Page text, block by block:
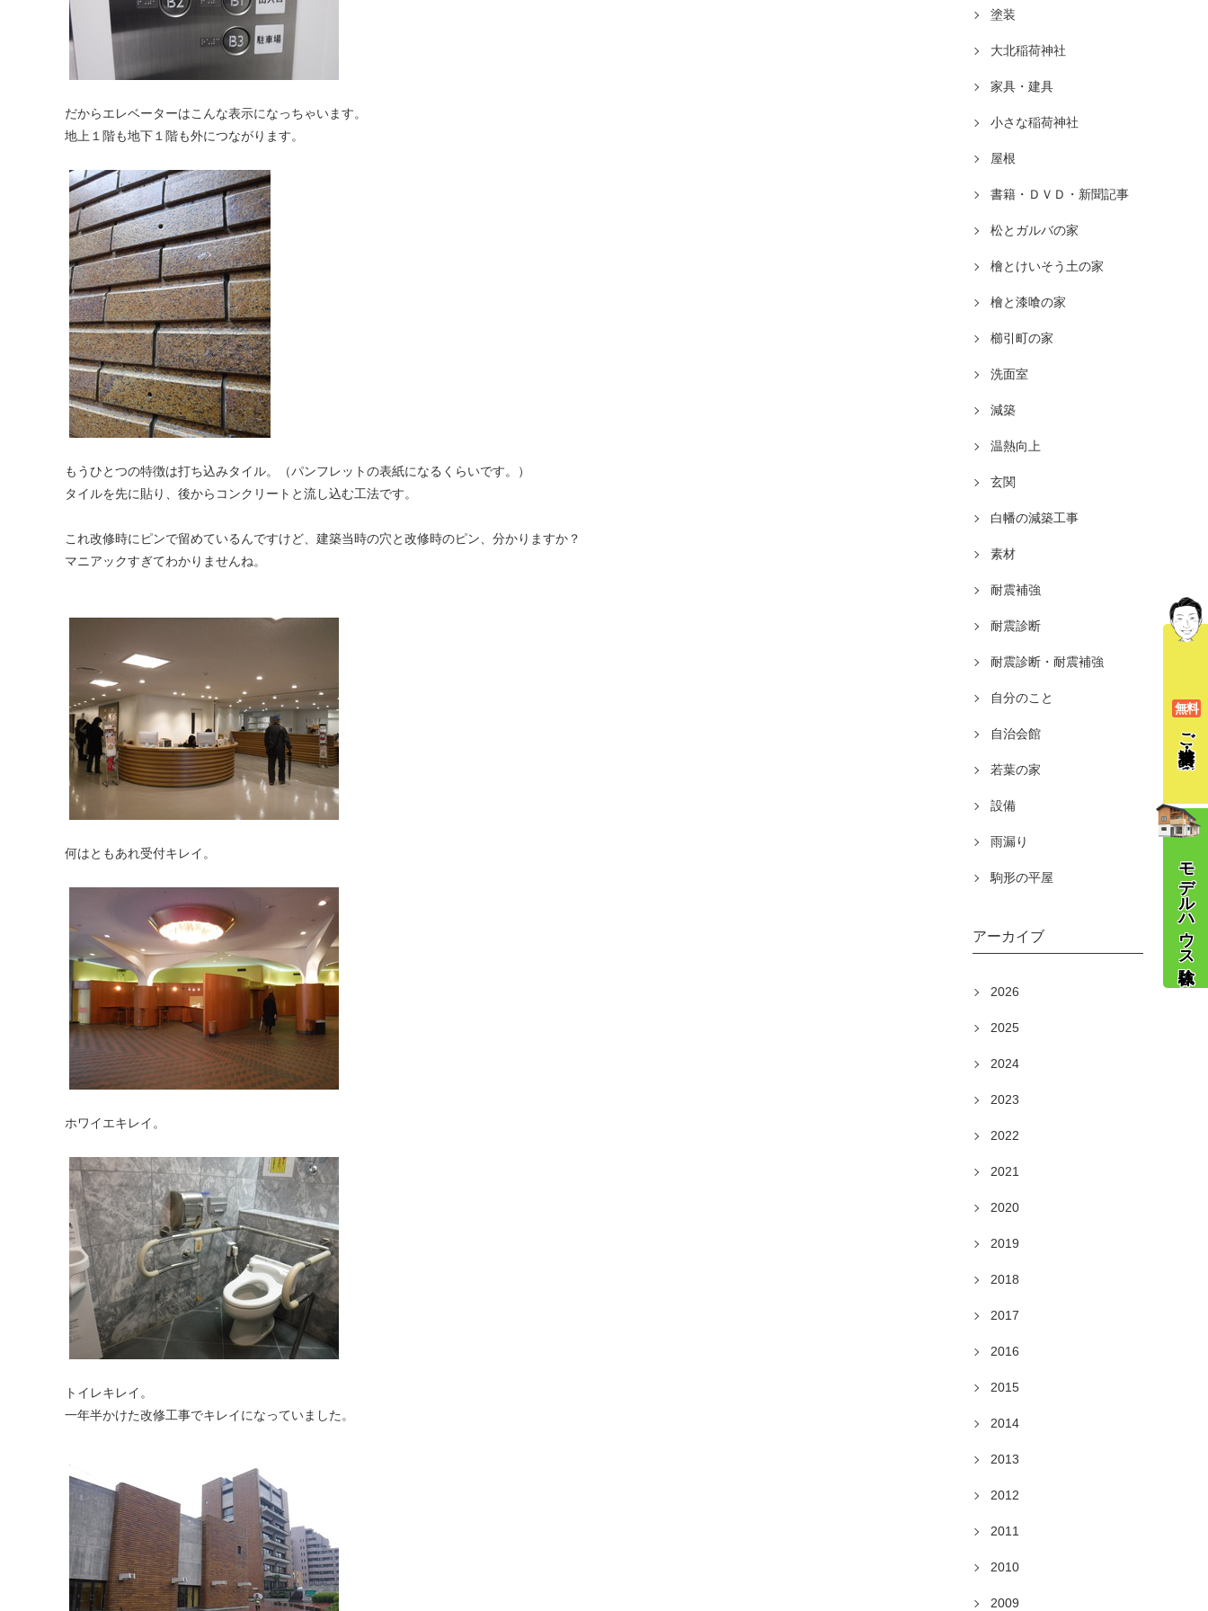
無料
ご相談
モデルハウス体験
だからエレベーターはこんな表示になっちゃいます。
地上１階も地下１階も外につながります。
もうひとつの特徴は打ち込みタイル。（パンフレットの表紙になるくらいです。）
タイルを先に貼り、後からコンクリートと流し込む工法です。
これ改修時にピンで留めているんですけど、建築当時の穴と改修時のピン、分かりますか？
マニアックすぎてわかりませんね。
何はともあれ受付キレイ。
ホワイエキレイ。
トイレキレイ。
一年半かけた改修工事でキレイになっていました。
塗装
大北稲荷神社
家具・建具
小さな稲荷神社
屋根
書籍・ＤＶＤ・新聞記事
松とガルバの家
檜とけいそう土の家
檜と漆喰の家
櫛引町の家
洗面室
減築
温熱向上
玄関
白幡の減築工事
素材
耐震補強
耐震診断
耐震診断・耐震補強
自分のこと
自治会館
若葉の家
設備
雨漏り
駒形の平屋
アーカイブ
2026
2025
2024
2023
2022
2021
2020
2019
2018
2017
2016
2015
2014
2013
2012
2011
2010
2009